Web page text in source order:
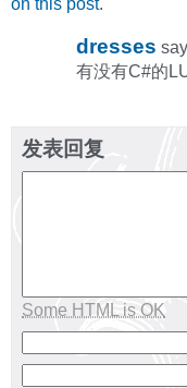
dresses
有没有C#的
发表回复
Some HTML is OK